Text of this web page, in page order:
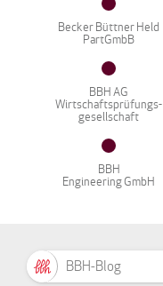
Becker Büttner Held
PartGmbB
BBH AG
Wirtschaftsprüfungs-
gesellschaft
BBH
Engineering GmbH
BBH-Blog